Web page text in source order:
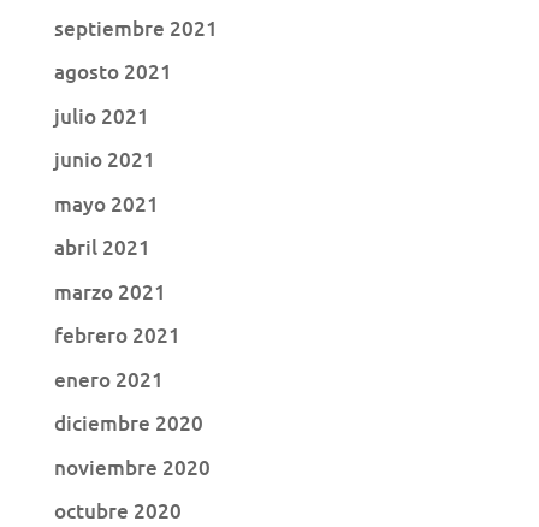
septiembre 2021
agosto 2021
julio 2021
junio 2021
mayo 2021
abril 2021
marzo 2021
febrero 2021
enero 2021
diciembre 2020
noviembre 2020
octubre 2020